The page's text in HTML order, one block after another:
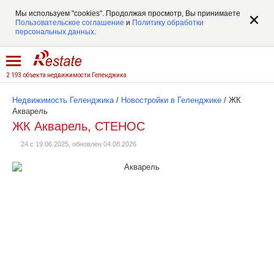
Мы используем "cookies". Продолжая просмотр, Вы принимаете
Пользовательское соглашение и Политику обработки
персональных данных.
2 193 объекта недвижимости Геленджика
Недвижимость Геленджика/ Новостройки в Геленджике / ЖК
Акварель
ЖК Акварель, СТЕНОС
24 с 19.06.2025, обновлен 04.08.2026